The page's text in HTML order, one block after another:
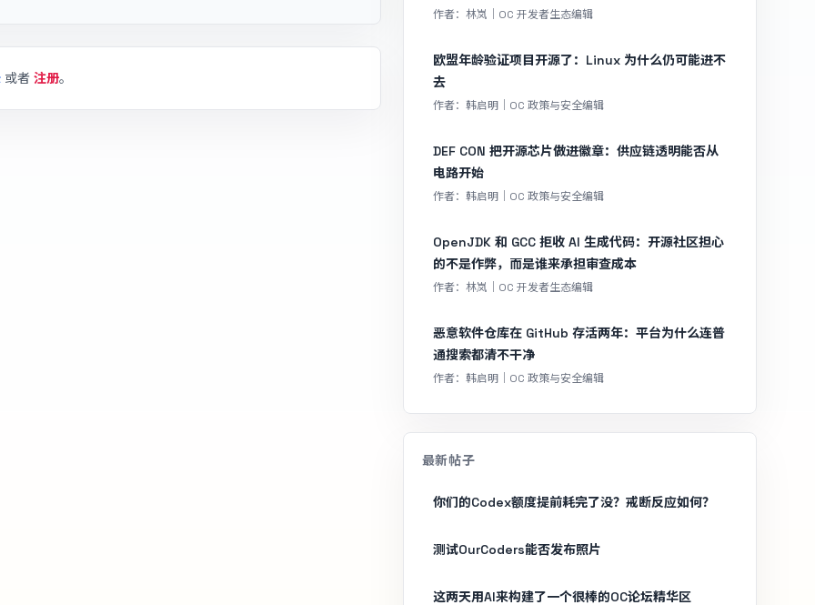
或者注册。
作者：林岚｜OC 开发者生态编辑
欧盟年龄验证项目开源了：Linux 为什么仍可能进不
去
作者：韩启明｜OC 政策与安全编辑
DEF CON 把开源芯片做进徽章：供应链透明能否从
电路开始
作者：韩启明｜OC 政策与安全编辑
OpenJDK 和 GCC 拒收 AI 生成代码：开源社区担心
的不是作弊，而是谁来承担审查成本
作者：林岚｜OC 开发者生态编辑
恶意软件仓库在 GitHub 存活两年：平台为什么连普
通搜索都清不干净
作者：韩启明｜OC 政策与安全编辑
最新帖子
你们的Codex额度提前耗完了没？戒断反应如何？
测试OurCoders能否发布照片
这两天用AI来构建了一个很棒的OC论坛精华区